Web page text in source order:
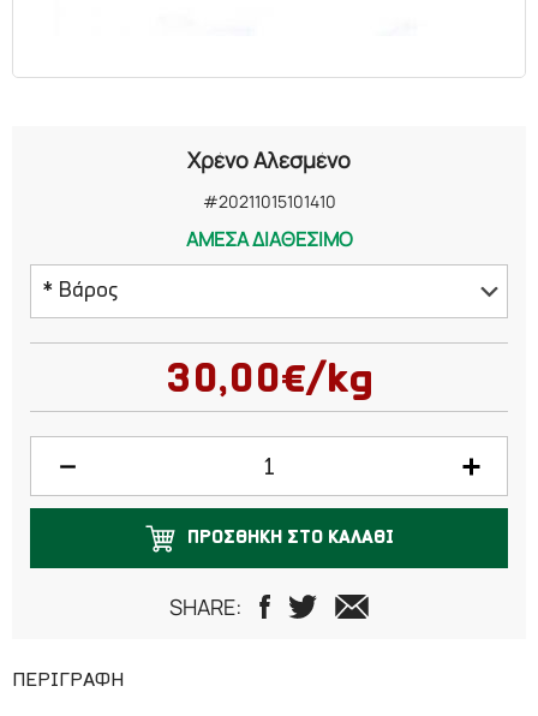
Χρένο Αλεσμένο
#20211015101410
ΑΜΕΣΑ ΔΙΑΘΕΣΙΜΟ
* Βάρος
50 γραμμάρια
100 γραμμάρια
200 γραμμάρια
250 γραμμάρια
300 γραμμάρια
30,00€/kg
ΠΡΟΣΘΗΚΗ ΣΤΟ ΚΑΛΑΘΙ
SHARE:
ΠΕΡΙΓΡΑΦΗ